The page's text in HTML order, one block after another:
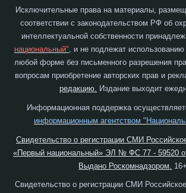
Исключительные права на материалы,
соответствии с законодательством РФ об
интеллектуальной собственности
национальный", и не подлежат
любой форме без письменного разрешения
вопросам приобретение авторских прав и
редакцию. Издание выходит
Информационная поддержка
информационным агентством
Свидетельство о регистрации СМИ
«Первый национальный» ЭЛ № ФС 77 - 59520 от
Выдано Роскомнадзором.
16+
Свидетельство о регистрации СМИ